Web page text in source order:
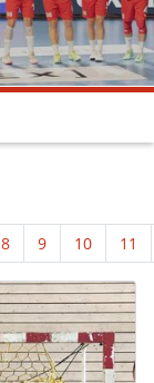
Next
8 9 10 11